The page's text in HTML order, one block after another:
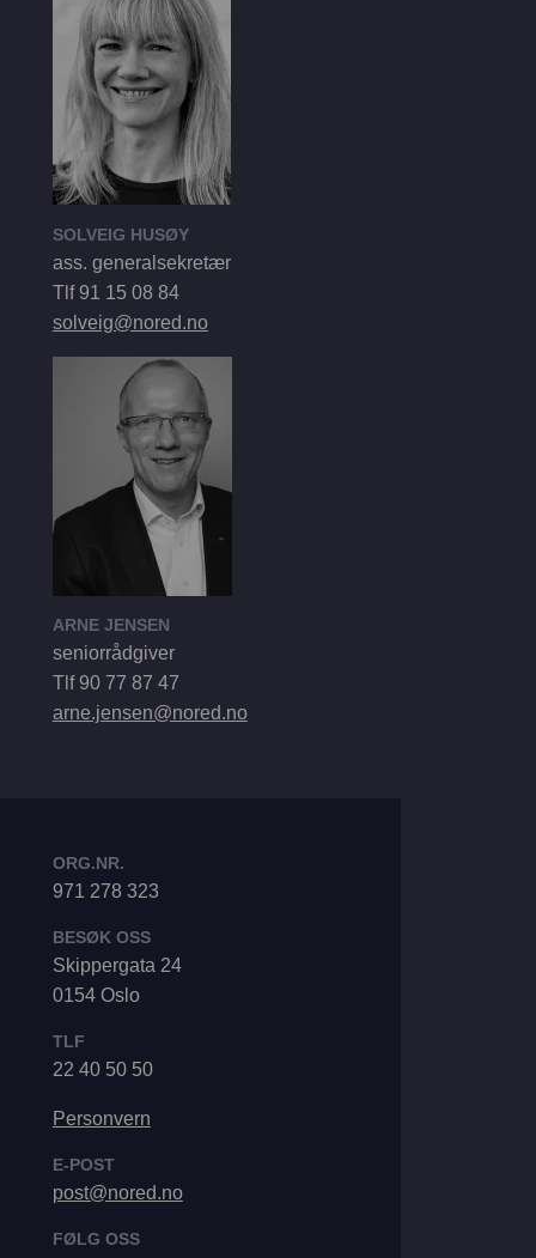
SOLVEIG HUSØY
ass. generalsekretær
Tlf 91 15 08 84
solveig@nored.no
ARNE JENSEN
seniorrådgiver
Tlf 90 77 87 47
arne.jensen@nored.no
ORG.NR.
971 278 323
BESØK OSS
Skippergata 24
0154 Oslo
TLF
22 40 50 50
Personvern
E-POST
post@nored.no
FØLG OSS